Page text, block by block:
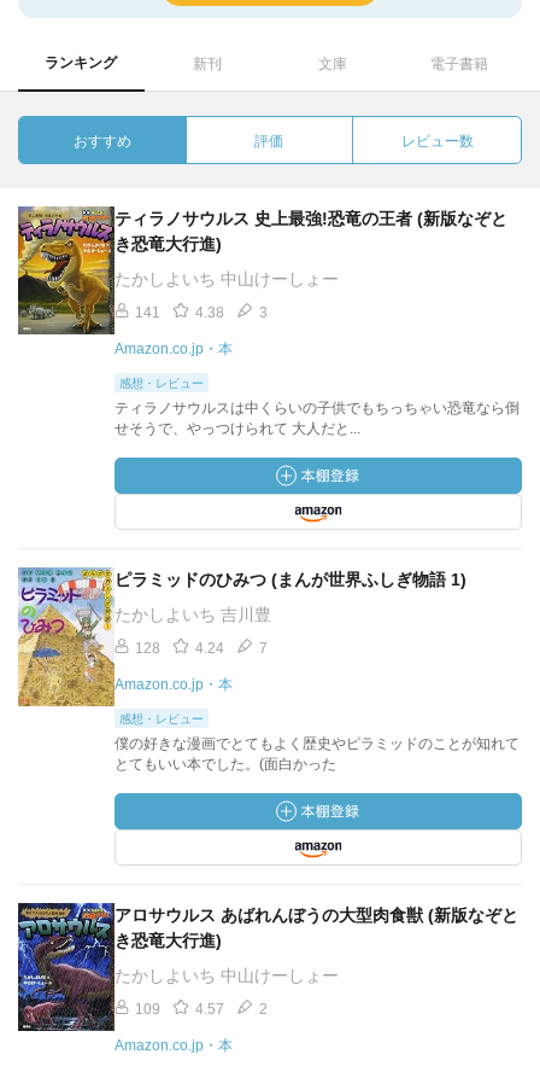
ランキング 新刊 文庫 電子書籍
おすすめ 評価 レビュー数
ティラノサウルス 史上最強!恐竜の王者 (新版なぞと
き恐竜大行進)
たかしよいち 中山けーしょー
141 4.38 3
Amazon.co.jp・本
感想・レビュー
ティラノサウルスは中くらいの子供でもちっちゃい恐竜なら倒
せそうで、やっつけられて 大人だと...
ピラミッドのひみつ (まんが世界ふしぎ物語 1)
たかしよいち 吉川豊
128 4.24 7
Amazon.co.jp・本
感想・レビュー
僕の好きな漫画でとてもよく歴史やピラミッドのことが知れて
とてもいい本でした。(面白かった
アロサウルス あばれんぼうの大型肉食獣 (新版なぞと
き恐竜大行進)
たかしよいち 中山けーしょー
109 4.57 2
Amazon.co.jp・本